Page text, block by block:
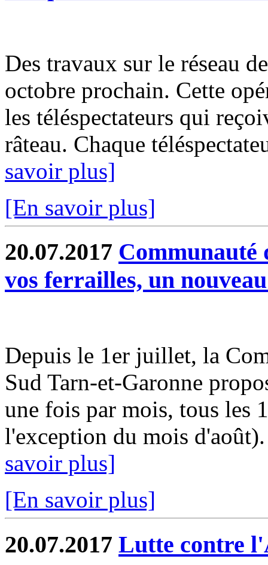
Des travaux sur le réseau
octobre prochain. Cette
les téléspectateurs qui
râteau. Chaque
savoir plus]
[En savoir plus]
20.07.2017 Communauté
vos ferrailles, un
Depuis le 1er juillet, la
Sud Tarn-et-Garonne
une fois par mois, tous les
l'exception du mois
savoir plus]
[En savoir plus]
20.07.2017 Lutte contre